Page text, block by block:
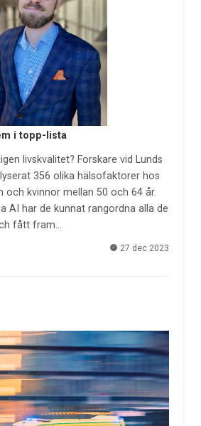
i topp-lista
livskvalitet? Forskare vid Lunds
356 olika hälsofaktorer hos
och kvinnor mellan 50 och 64 år.
AI har de kunnat rangordna alla de
fått fram…
27 dec 2023